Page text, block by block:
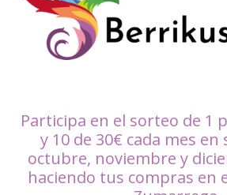
Participa en el sorteo de 1
y 10 de 30€ cada mes
octubre, noviembre y
haciendo tus compras en